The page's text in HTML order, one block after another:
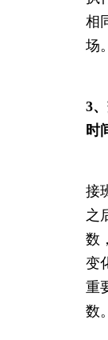
相
场。
3
时
接
之
数
变
重
数。